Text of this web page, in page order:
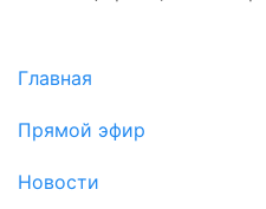
Главная
Прямой эфир
Новости